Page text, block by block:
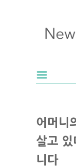
어머니
살고
니다